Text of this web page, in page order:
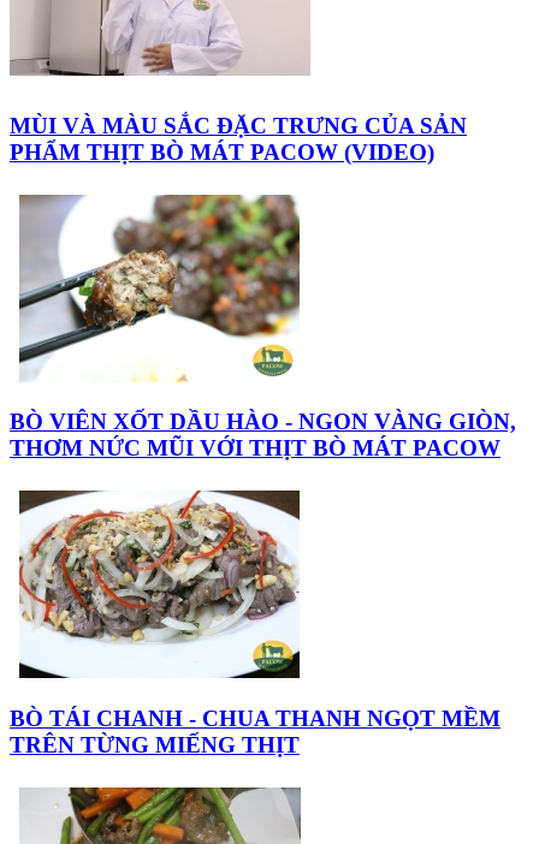
MÙI VÀ MÀU SẮC ĐẶC TRƯNG CỦA SẢN
PHẨM THỊT BÒ MÁT PACOW (VIDEO)
BÒ VIÊN XỐT DẦU HÀO - NGON VÀNG GIÒN,
THƠM NỨC MŨI VỚI THỊT BÒ MÁT PACOW
BÒ TÁI CHANH - CHUA THANH NGỌT MỀM
TRÊN TỪNG MIẾNG THỊT